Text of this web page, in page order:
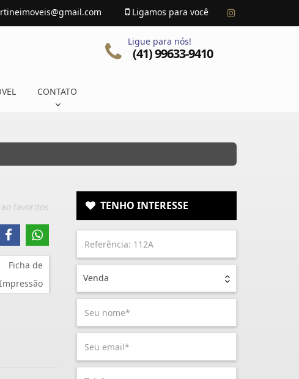
Ligamos para você
CONTATO
Ligue para nós!
(41) 99633-9410
favoritos
Ficha de
Impressão
TENHO INTERESSE
Venda